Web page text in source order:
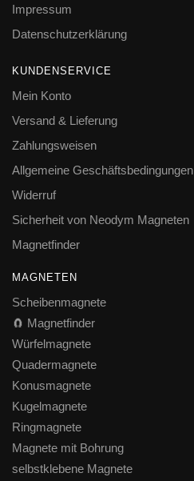
Impressum
Datenschutzerklärung
KUNDENSERVICE
Mein Konto
Versand & Lieferung
Zahlungsweisen
Allgemeine Geschäftsbedingungen
Widerruf
Sicherheit von Neodym Magneten
Magnetfinder
MAGNETEN
Scheibenmagnete
🧲 Magnetfinder
Würfelmagnete
Quadermagnete
Konusmagnete
Kugelmagnete
Ringmagnete
Magnete mit Bohrung
selbstklebene Magnete